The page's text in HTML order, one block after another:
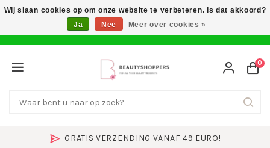
GRATIS VERZENDING VANAF 49 EURO!
0
Wij slaan cookies op om onze website te verbeteren. Is dat akkoord?
Ja
Nee Meer over cookies »